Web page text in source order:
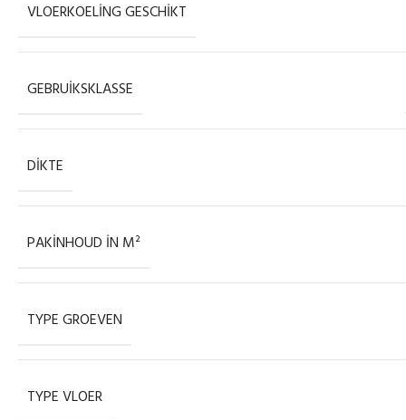
VLOERKOELING GESCHIKT
GEBRUIKSKLASSE
DIKTE
PAKINHOUD IN M²
TYPE GROEVEN
TYPE VLOER